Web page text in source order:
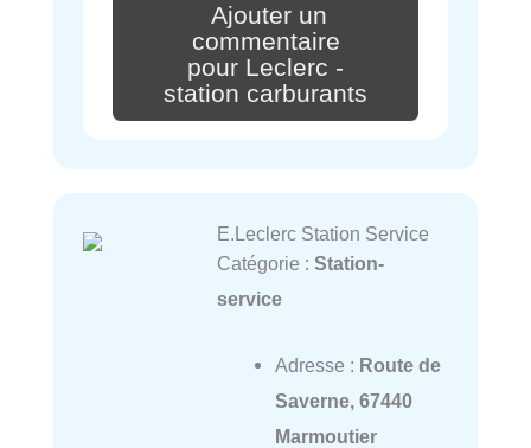
Ajouter un
commentaire
pour Leclerc -
station carburants
E.Leclerc Station Service
Catégorie : Station-
service
Adresse : Route de
Saverne, 67440
Marmoutier